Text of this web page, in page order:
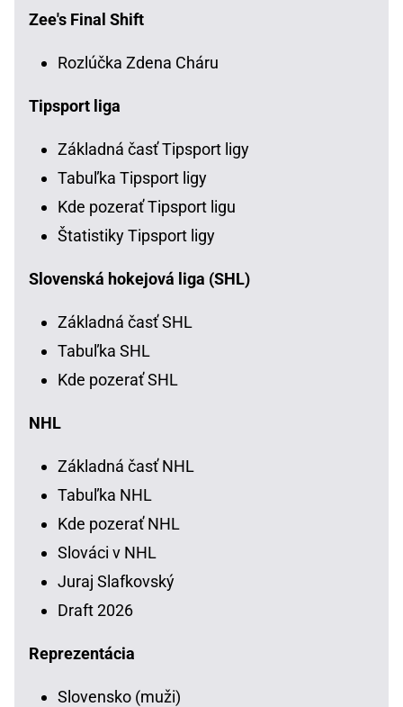
Zee's Final Shift
Rozlúčka Zdena Cháru
Tipsport liga
Základná časť Tipsport ligy
Tabuľka Tipsport ligy
Kde pozerať Tipsport ligu
Štatistiky Tipsport ligy
Slovenská hokejová liga (SHL)
Základná časť SHL
Tabuľka SHL
Kde pozerať SHL
NHL
Základná časť NHL
Tabuľka NHL
Kde pozerať NHL
Slováci v NHL
Juraj Slafkovský
Draft 2026
Reprezentácia
Slovensko (muži)